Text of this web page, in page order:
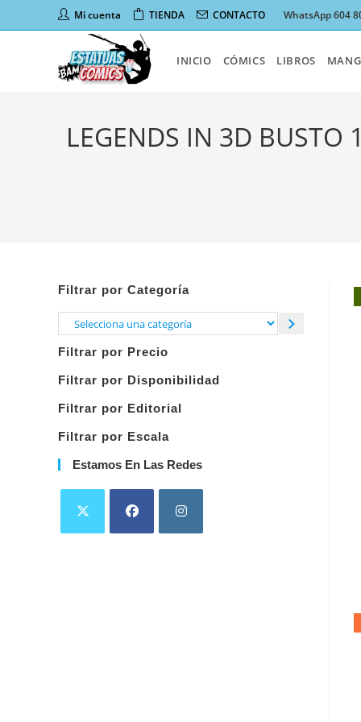
al
Mi cuenta TIENDA CONTACTO WhatsApp 604
INICIO CÓMICS LIBROS
LEGENDS IN 3D BUSTO
Filtrar por Categoría
Selecciona
categoría
Filtrar por Precio
Filtrar por Disponibilidad
Filtrar por Editorial
Filtrar por Escala
Estamos En Las Redes